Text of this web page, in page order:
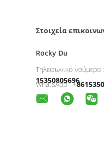
Στοιχεία
Rocky Du
Τηλεφωνικό νούμερο :
15350805696
WhatsApp :+